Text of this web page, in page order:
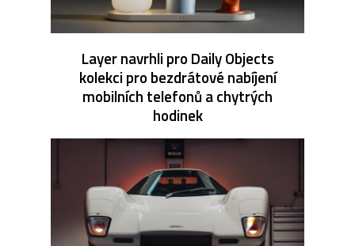
Layer navrhli pro Daily Objects
kolekci pro bezdrátové nabíjení
mobilních telefonů a chytrých
hodinek